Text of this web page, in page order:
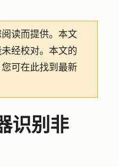
读而提供。 本文
经校对。本文的
可在此找到最新
识别非